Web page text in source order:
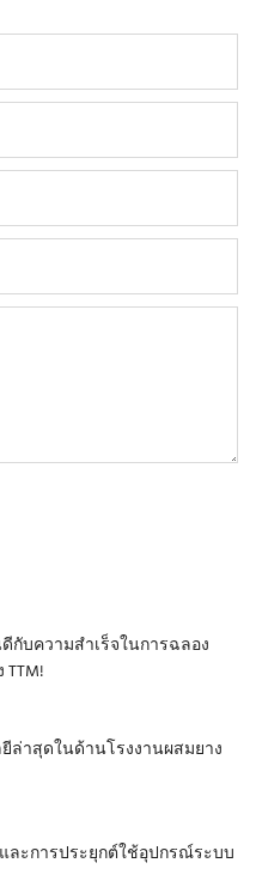
กับความสำเร็จในการฉลอง
ล่าสุดในด้านโรงงานผสมยาง
ละการประยุกต์ใช้อุปกรณ์ระบบ